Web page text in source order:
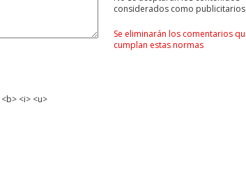
considerados como publicitarios
Se eliminarán los comentarios
cumplan estas normas
<i> <u>